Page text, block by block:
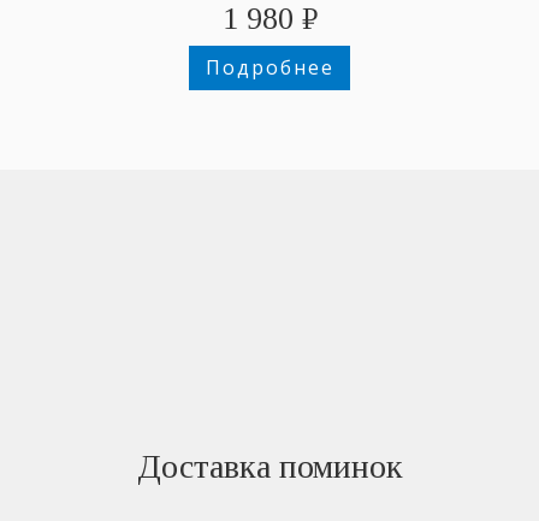
1 980 ₽
Подробнее
Доставка поминок